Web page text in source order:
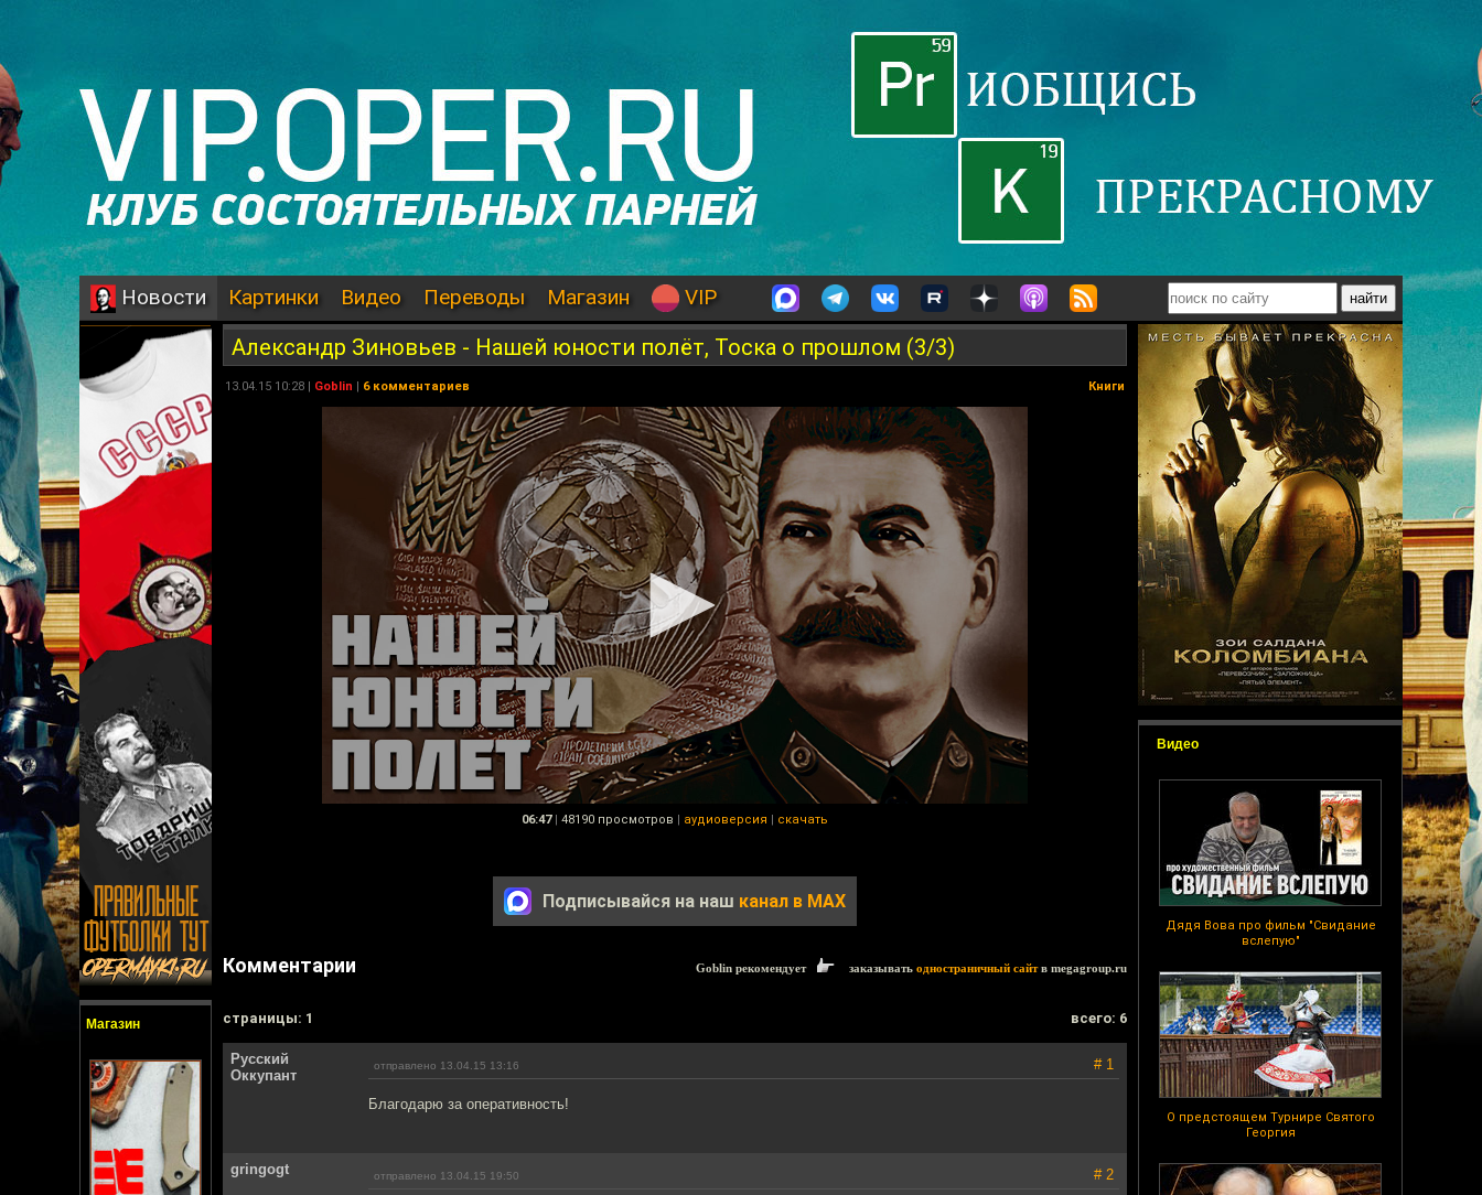
Новости Картинки Видео Переводы Магазин VIP
Магазин
Видео
Дядя Вова про фильм "Свидание
вслепую"
О предстоящем Турнире Святого
Георгия
Александр Зиновьев - Нашей юности полёт, Тоска о прошлом (3/3)
13.04.15 10:28 | Goblin | 6 комментариев Книги
06:47 | 48190 просмотров | аудиоверсия | скачать
Подписывайся на наш канал в MAX
Комментарии Goblin рекомендует заказывать одностраничный сайтв megagroup.ru
cтраницы: 1 всего: 6
Русский
Оккупант
отправлено 13.04.15 13:16 # 1
Благодарю за оперативность!
gringogt отправлено 13.04.15 19:50 # 2